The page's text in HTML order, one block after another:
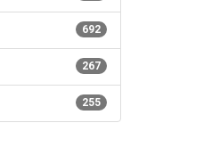
692
267
255